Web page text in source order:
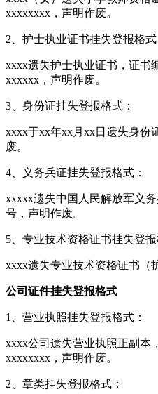
xxxxxxxx，声明作废。
2、护士执业证书挂失登报格式
xxxx遗失护士执业证书，证书
xxxxxx，声明作废。
3、身份证挂失登报格式：
xxxx于xx年xx月xx日遗失身份
废。
4、义务兵证挂失登报格式：
xxxxx遗失中国人民解放军义
号，声明作废。
5、专业技术资格证书挂失登报
xxxx遗失专业技术资格证书（
公司证件挂失登报格式
1、营业执照挂失登报格式：
xxxx公司遗失营业执照正副本
xxxxxxxx，声明作废。
2、章类挂失登报格式：